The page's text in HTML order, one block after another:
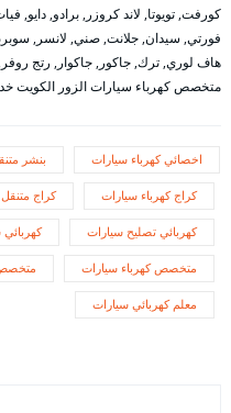
كورفت, تويوتا, لاند كروزر, برادو, دايو,
فورتي, سيدان, جلانت, صني, لانسر,
هاف لوري, ترك, جاكور, جاكوار, رتج
متخصص كهرباء سيارات الزور الكويت خدمة 24
اخصائي كهرباء سيارات بنشر
كراج كهرباء سيارات كراج متنقل
كهربائي تصليح سيارات كهربائي
متخصص كهرباء سيارات متخصص
معلم كهربائي سيارات